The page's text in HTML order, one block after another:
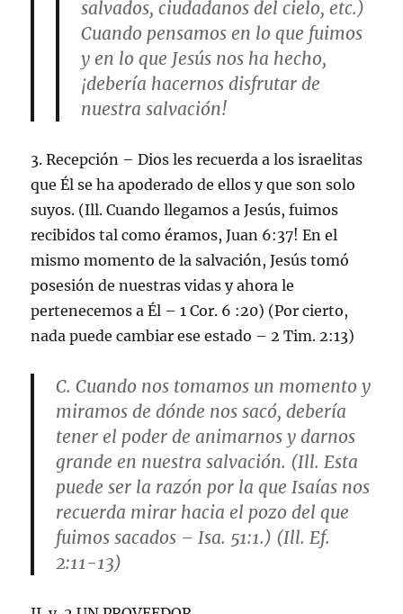
salvados, ciudadanos del cielo, etc.)
Cuando pensamos en lo que fuimos
y en lo que Jesús nos ha hecho,
¡debería hacernos disfrutar de
nuestra salvación!
3. Recepción – Dios les recuerda a los israelitas
que Él se ha apoderado de ellos y que son solo
suyos. (Ill. Cuando llegamos a Jesús, fuimos
recibidos tal como éramos, Juan 6:37! En el
mismo momento de la salvación, Jesús tomó
posesión de nuestras vidas y ahora le
pertenecemos a Él – 1 Cor. 6 :20) (Por cierto,
nada puede cambiar ese estado – 2 Tim. 2:13)
C. Cuando nos tomamos un momento y
miramos de dónde nos sacó, debería
tener el poder de animarnos y darnos
grande en nuestra salvación. (Ill. Esta
puede ser la razón por la que Isaías nos
recuerda mirar hacia el pozo del que
fuimos sacados – Isa. 51:1.) (Ill. Ef.
2:11-13)